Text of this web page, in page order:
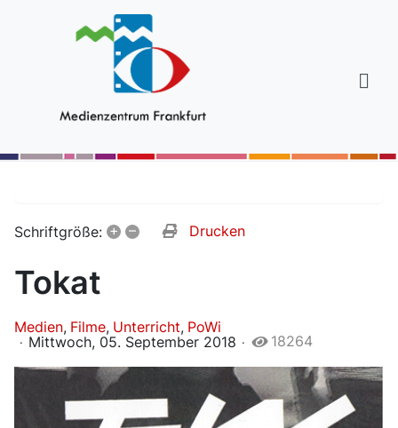
Schriftgröße: + – Drucken
Tokat
Medien Filme Unterricht PoWi
Mittwoch, 05. September 2018
18264